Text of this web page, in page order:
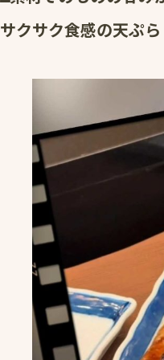
サクサク食感の天ぷら